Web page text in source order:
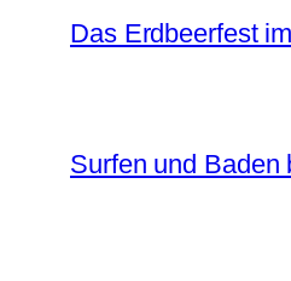
Das Erdbeerfest
Surfen und Baden